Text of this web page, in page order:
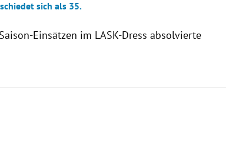
sich als 35.
Einsätzen im LASK-Dress absolvierte